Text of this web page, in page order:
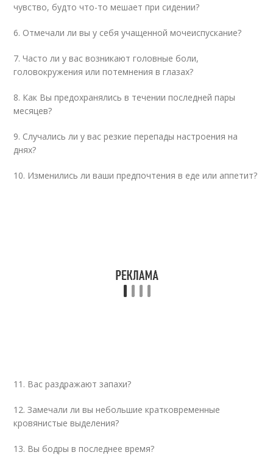
чувство, будто что-то мешает при сидении?
6. Отмечали ли вы у себя учащенной мочеиспускание?
7. Часто ли у вас возникают головные боли,
головокружения или потемнения в глазах?
8. Как Вы предохранялись в течении последней пары
месяцев?
9. Случались ли у вас резкие перепады настроения на
днях?
10. Изменились ли ваши предпочтения в еде или аппетит?
11. Вас раздражают запахи?
12. Замечали ли вы небольшие кратковременные
кровянистые выделения?
13. Вы бодры в последнее время?